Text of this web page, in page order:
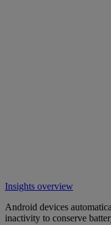
Insights overview
Android devices
inactivity to conserve